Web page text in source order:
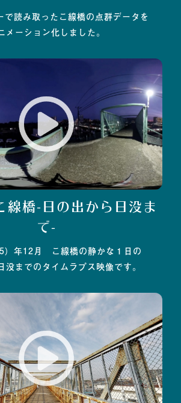
で読み取ったこ線橋の点群データを
メーション化しました。
線橋-日の出から日没ま
で-
）年12月 こ線橋の静かな１日の
没までのタイムラプス映像です。